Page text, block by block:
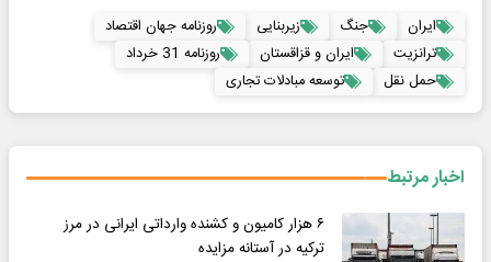
ایران جنگ زیربنایی
روزنامه جهان اقتصاد
ترانزیت
ایران و قزاقستان
روزنامه 31 خرداد
حمل نقل
توسعه مبادلات تجاری
اخبار مرتبط
۶ هزار کامیون‌ و کشنده وارداتی ایرانی در مرز
ترکیه در آستانه مزایده